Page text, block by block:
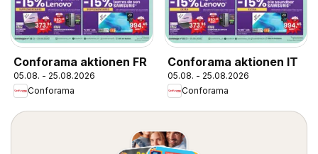
Conforama aktionen FR
05.08. - 25.08.2026
Conforama
Conforama aktionen IT
05.08. - 25.08.2026
Conforama